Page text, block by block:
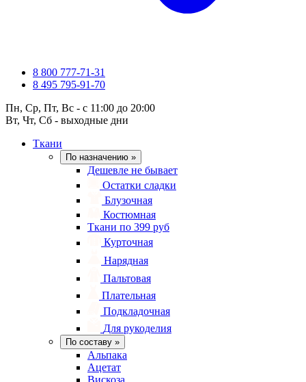
8 800 777-71-31
8 495 795-91-70
Пн, Ср, Пт, Вс - с 11:00 до 20:00
Вт, Чт, Сб - выходные дни
Ткани
По назначению »
Дешевле не бывает
Остатки сладки
Блузочная
Костюмная
Ткани по 399 руб
Курточная
Нарядная
Пальтовая
Плательная
Подкладочная
Для рукоделия
По составу »
Альпака
Ацетат
Вискоза